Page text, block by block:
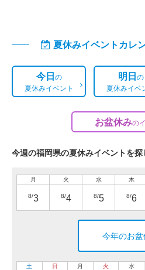
夏休みイベントカレ
今日の
夏休みイベント
明日の
夏休みイベ
お盆休みの
今週の福岡県の夏休みイベントを探
月
8/3
火
8/4
水
8/5
木
8/6
今年のお
土 日 月 火 水